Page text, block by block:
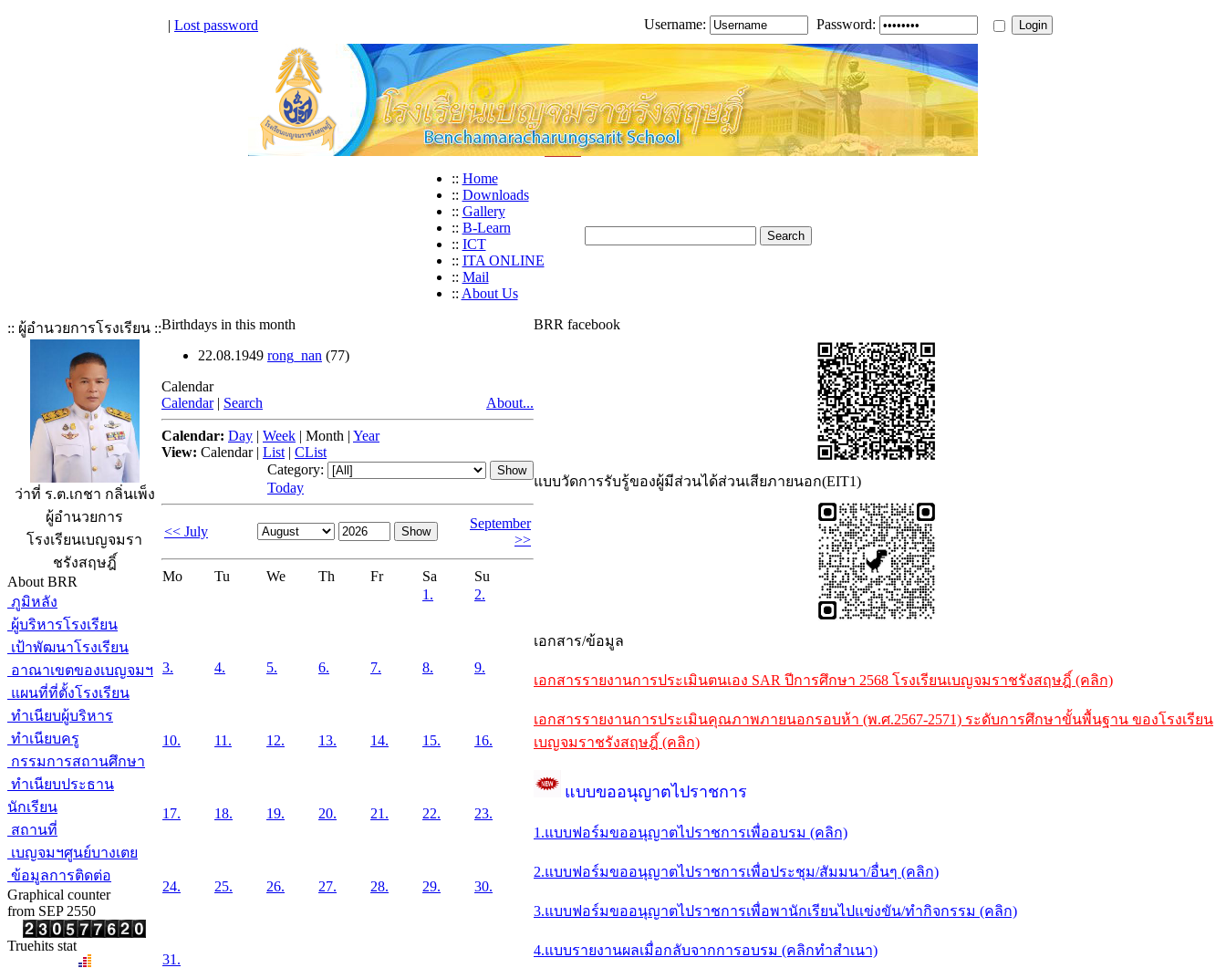
| Lost password Username: Password:
:: Home
:: Downloads
:: Gallery
:: B-Learn
:: ICT
:: ITA ONLINE
:: Mail
:: About Us
:: ผู้อำนวยการโรงเรียน ::
ว่าที่ ร.ต.เกชา กลิ่นเพ็ง
ผู้อำนวยการ
โรงเรียนเบญจมรา
ชรังสฤษฎิ์
About BRR
ภูมิหลัง
ผู้บริหารโรงเรียน
เป้าพัฒนาโรงเรียน
อาณาเขตของเบญจมฯ
แผนที่ที่ตั้งโรงเรียน
ทำเนียบผู้บริหาร
ทำเนียบครู
กรรมการสถานศึกษา
ทำเนียบประธาน
นักเรียน
สถานที่
เบญจมฯศูนย์บางเตย
ข้อมูลการติดต่อ
Graphical counter
from SEP 2550
Truehits stat
Birthdays in this month
22.08.1949 rong_nan (77)
Calendar
Calendar | Search About...
Calendar: Day | Week | Month | Year
View: Calendar| List | CList
Category:
Today
<< July
September
>>
Mo Tu We Th Fr Sa
Su
1.
2.
3. 4. 5. 6. 7. 8. 9.
10. 11. 12. 13. 14. 15. 16.
17. 18. 19. 20. 21. 22. 23.
24. 25. 26. 27. 28. 29. 30.
31.
BRR facebook
แบบวัดการรับรู้ของผู้มีส่วนได้ส่วนเสียภายนอก(EIT1)
เอกสาร/ข้อมูล
เอกสารรายงานการประเมินตนเอง SAR ปีการศึกษา 2568 โรงเรียนเบญจมราชรังสฤษฎิ์ (คลิก)
เอกสารรายงานการประเมินคุณภาพภายนอกรอบห้า (พ.ศ.2567-2571) ระดับการศึกษาขั้นพื้นฐาน ของโรงเรียน
เบญจมราชรังสฤษฎิ์ (คลิก)
แบบขออนุญาตไปราชการ
1.แบบฟอร์มขออนุญาตไปราชการเพื่ออบรม (คลิก)
2.แบบฟอร์มขออนุญาตไปราชการเพื่อประชุม/สัมมนา/อื่นๆ (คลิก)
3.แบบฟอร์มขออนุญาตไปราชการเพื่อพานักเรียนไปแข่งขัน/ทำกิจกรรม (คลิก)
4.แบบรายงานผลเมื่อกลับจากการอบรม (คลิกทำสำเนา)